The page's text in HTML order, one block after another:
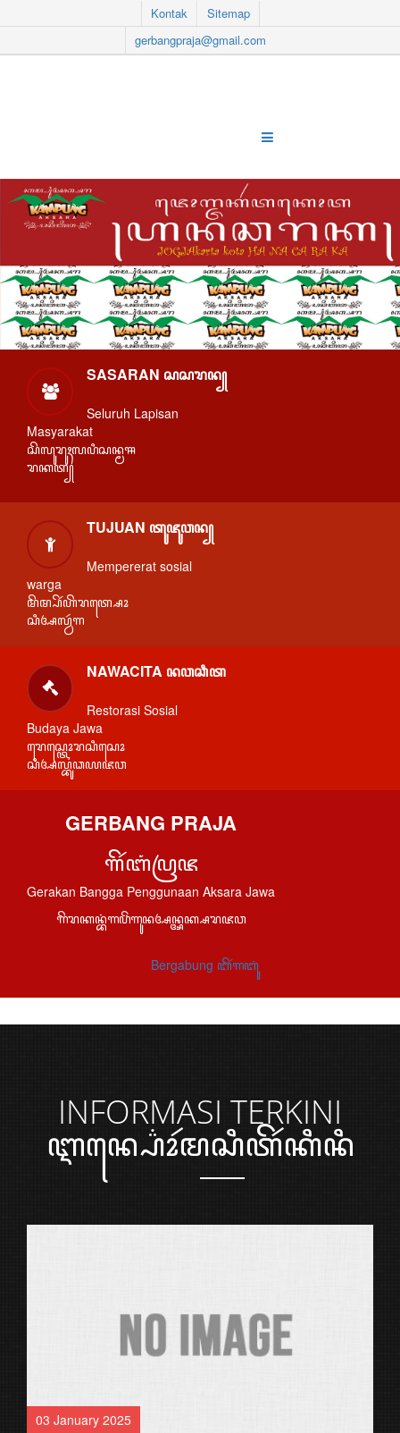
Kontak
Sitemap
gerbangpraja@gmail.com
SASARAN ꦱꦱꦫꦤ꧀
Seluruh Lapisan
Masyarakat
ꦱꦼꦭꦸꦫꦸꦃꦭꦥꦶꦱꦤ꧀ꦩꦯ
ꦫꦏꦠ꧀
TUJUAN ꦠꦸꦗꦸꦮꦤ꧀
Mempererat sosial
warga
ꦩꦼꦩ꧀ꦥꦼꦂꦲꦼꦫꦠ꧀ꦱꦺꦴ
ꦱꦶꦄꦭ꧀ꦮꦂꦒ
NAWACITA ꦤꦮꦕꦶꦠ
Restorasi Sosial
Budaya Jawa
ꦫꦺꦱ꧀ꦠꦺꦴꦫꦱꦶꦱꦺꦴ
ꦱꦶꦄꦭ꧀ꦧꦸꦣꦪꦗꦮ
GERBANG PRAJA
ꦒꦼꦂꦧꦁꦥꦿꦗ
Gerakan Bangga Penggunaan Aksara Jawa
ꦒꦼꦫꦏꦤ꧀ꦧꦁꦒꦥꦼꦁꦒꦸꦤꦄꦤ꧀ꦄꦏ꧀ꦱꦫꦗꦮ
Bergabung ꦧꦼꦂꦒꦧꦸꦁ
INFORMASI TERKINI
ꦆꦤ꧀ꦥ꦳ꦺꦴꦂꦩꦱꦶꦠꦼꦂꦏꦶꦤꦶ
03 January 2025